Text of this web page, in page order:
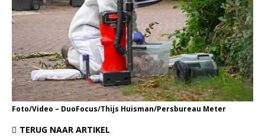
Foto/Video – DuoFocus/Thijs Huisman/Persbureau Meter
TERUG NAAR ARTIKEL